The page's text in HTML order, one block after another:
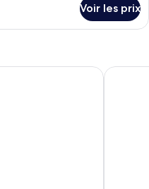
Voir les prix
L'Hôtel